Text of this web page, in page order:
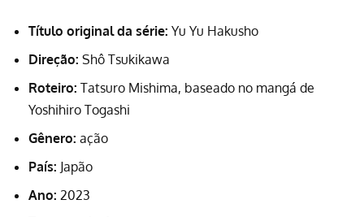
Título original da série: Yu Yu Hakusho
Direção: Shô Tsukikawa
Roteiro: Tatsuro Mishima, baseado no mangá de
Yoshihiro Togashi
Gênero: ação
País: Japão
Ano: 2023